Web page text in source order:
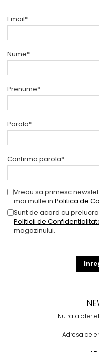
Email*
Nume*
Prenume*
Parola*
Confirma parola*
Vreau sa primesc
mai multe in Politica de
Sunt de acord cu
Politicii de
magazinului.
Nu rata